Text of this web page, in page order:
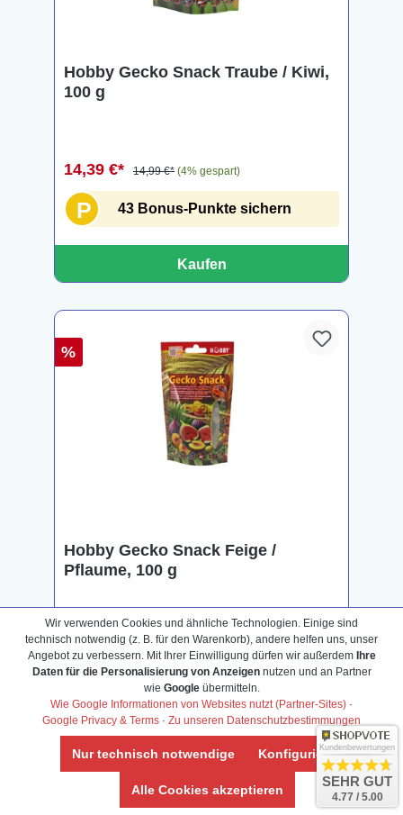
Hobby Gecko Snack Traube / Kiwi,
100 g
14,39 €* 14,99 €* (4% gespart)
P 43 Bonus-Punkte sichern
Kaufen
%
Hobby Gecko Snack Feige /
Pflaume, 100 g
14,39 €* 14,99 €* (4% gespart)
43 Bonus-Punkte sichern
Wir verwenden Cookies und ähnliche Technologien. Einige sind
technisch notwendig (z. B. für den Warenkorb), andere helfen uns, unser
Angebot zu verbessern. Mit Ihrer Einwilligung dürfen wir außerdem Ihre
Daten für die Personalisierung von Anzeigennutzen und an Partner
wie Googleübermitteln.
Wie Google Informationen von Websites nutzt (Partner-Sites) ·
Google Privacy & Terms · Zu unseren Datenschutzbestimmungen
Nur technisch notwendige Konfigurieren
Alle Cookies akzeptieren
Kundenbewertungen
SEHR GUT
4.77 / 5.00